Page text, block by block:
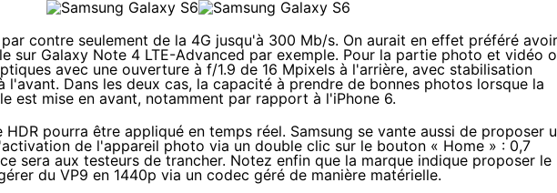
contre seulement de la 4G jusqu'à 300 Mb/s. On aurait en effet préféré avoir
sur Galaxy Note 4 LTE-Advanced par exemple. Pour la partie photo et vidéo
avec une ouverture à f/1.9 de 16 Mpixels à l'arrière, avec stabilisation
l'avant. Dans les deux cas, la capacité à prendre de bonnes photos lorsque la
est mise en avant, notamment par rapport à l'iPhone 6.
pourra être appliqué en temps réel. Samsung se vante aussi de proposer
de l'appareil photo via un double clic sur le bouton « Home » : 0,7
sera aux testeurs de trancher. Notez enfin que la marque indique proposer le
du VP9 en 1440p via un codec géré de manière matérielle.